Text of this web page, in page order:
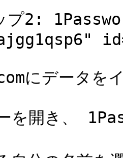
2:
にデータを
を開き、